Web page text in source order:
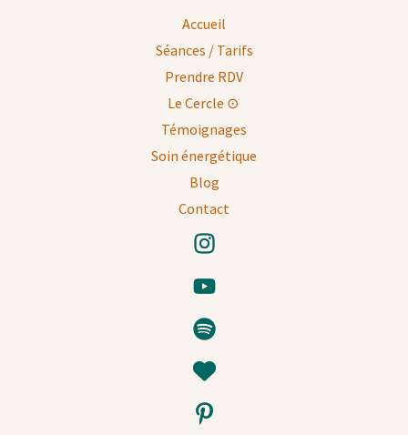
Accueil
Séances / Tarifs
Prendre RDV
Le Cercle ⊙
Témoignages
Soin énergétique
Blog
Contact